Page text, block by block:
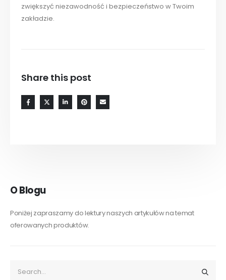
zwiększyć niezawodność i bezpieczeństwo w Twoim
zakładzie.
Share this post
O Blogu
Poniżej zapraszamy do lektury naszych artykułów na temat
oferowanych produktów.